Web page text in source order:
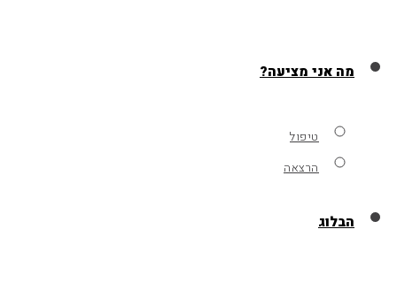
מה אני מציעה?
טיפול
הרצאה
הבלוג